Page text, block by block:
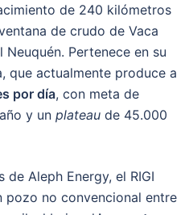
de 240 kilómetros
de crudo de Vaca
Pertenece en su
que actualmente produce a
por día, con meta de
y un plateau de 45.000
de Aleph Energy, el RIGI
pozo no convencional entre